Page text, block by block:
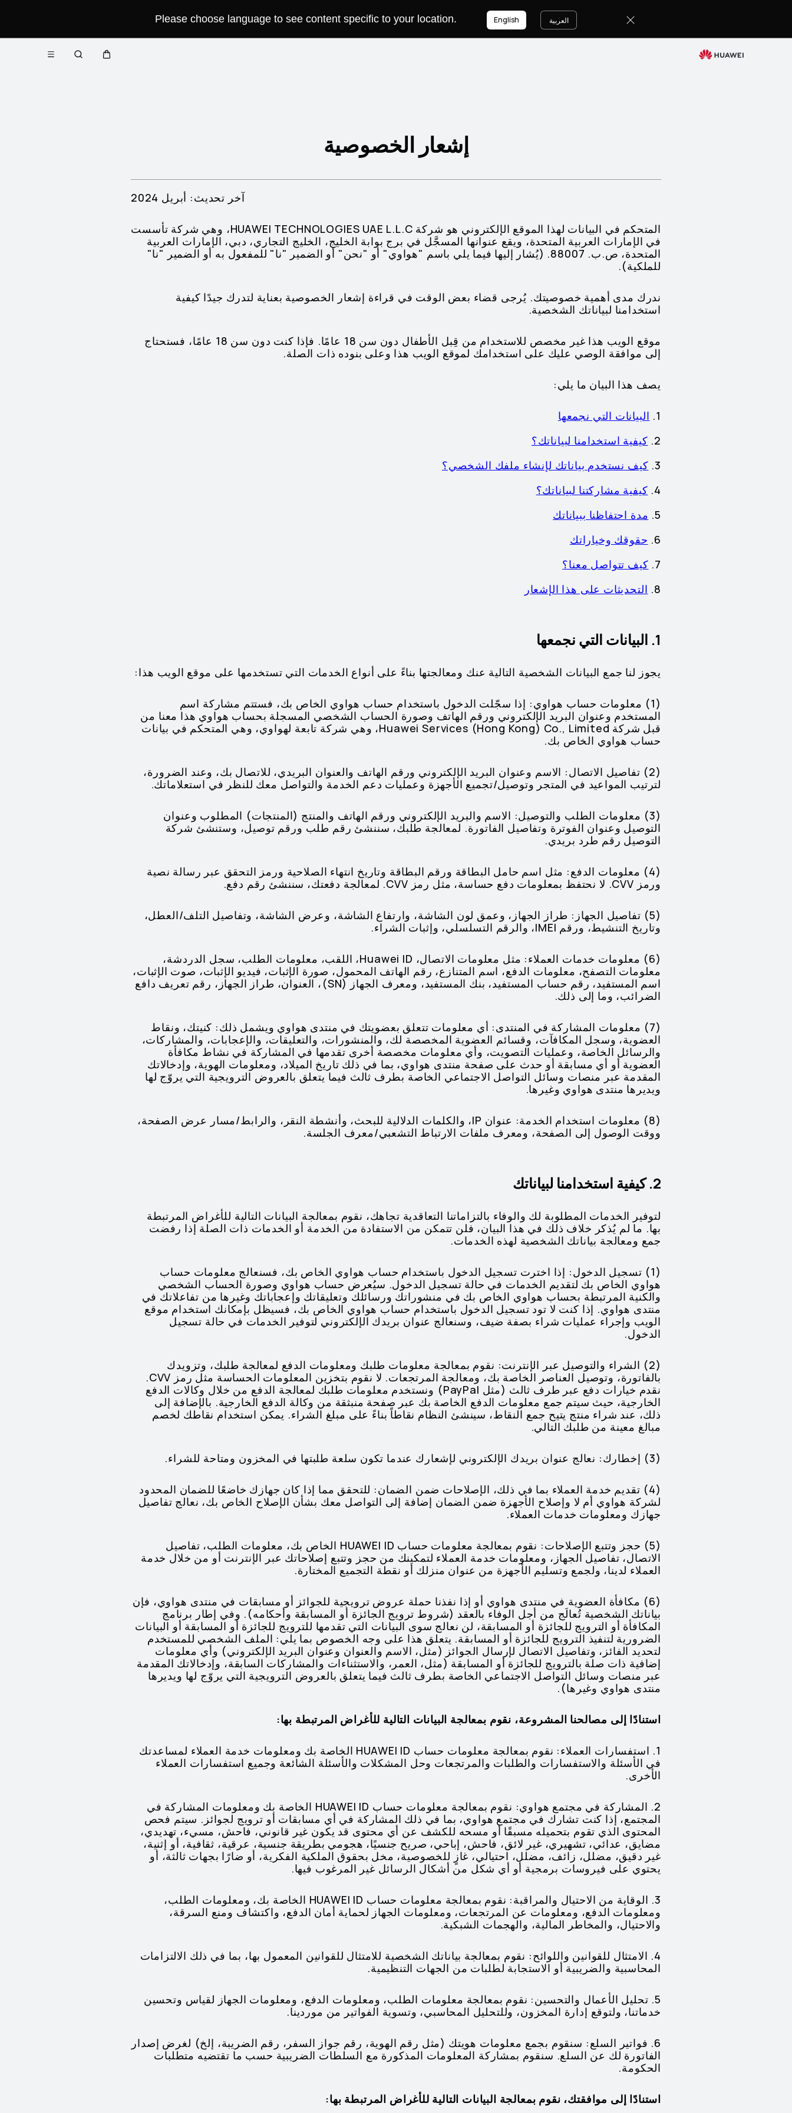
Please choose language to see content specific to your location. العربية English
فتح
إشعار الخصوصية
آخر تحديث: أبريل 2024
المتحكم في البيانات لهذا الموقع الإلكتروني هو شركة HUAWEI TECHNOLOGIES UAE L.L.C، وهي شركة تأسست
في الإمارات العربية المتحدة، ويقع عنوانها المسجَّل في برج بوابة الخليج، الخليج التجاري، دبي، الإمارات العربية
المتحدة، ص.ب. 88007. (يُشار إليها فيما يلي باسم "هواوي" أو "نحن" أو الضمير "نا" للمفعول به أو الضمير "نا"
للملكية).
ندرك مدى أهمية خصوصيتك. يُرجى قضاء بعض الوقت في قراءة إشعار الخصوصية بعناية لتدرك جيدًا كيفية
استخدامنا لبياناتك الشخصية.
موقع الويب هذا غير مخصص للاستخدام من قِبل الأطفال دون سن 18 عامًا. فإذا كنت دون سن 18 عامًا، فستحتاج
إلى موافقة الوصي عليك على استخدامك لموقع الويب هذا وعلى بنوده ذات الصلة.
يصف هذا البيان ما يلي:
1. البيانات التي نجمعها
2. كيفية استخدامنا لبياناتك؟
3. كيف نستخدم بياناتك لإنشاء ملفك الشخصي؟
4. كيفية مشاركتنا لبياناتك؟
5. مدة احتفاظنا ببياناتك
6. حقوقك وخياراتك
7. كيف تتواصل معنا؟
8. التحديثات على هذا الإشعار
1. البيانات التي نجمعها
يجوز لنا جمع البيانات الشخصية التالية عنك ومعالجتها بناءً على أنواع الخدمات التي تستخدمها على موقع الويب هذا:
(1) معلومات حساب هواوي: إذا سجّلت الدخول باستخدام حساب هواوي الخاص بك، فستتم مشاركة اسم
المستخدم وعنوان البريد الإلكتروني ورقم الهاتف وصورة الحساب الشخصي المسجلة بحساب هواوي هذا معنا من
قبل شركة Huawei Services (Hong Kong) Co., Limited، وهي شركة تابعة لهواوي، وهي المتحكم في بيانات
حساب هواوي الخاص بك.
(2) تفاصيل الاتصال: الاسم وعنوان البريد الإلكتروني ورقم الهاتف والعنوان البريدي، للاتصال بك، وعند الضرورة،
لترتيب المواعيد في المتجر وتوصيل/تجميع الأجهزة وعمليات دعم الخدمة والتواصل معك للنظر في استعلاماتك.
(3) معلومات الطلب والتوصيل: الاسم والبريد الإلكتروني ورقم الهاتف والمنتج (المنتجات) المطلوب وعنوان
التوصيل وعنوان الفوترة وتفاصيل الفاتورة. لمعالجة طلبك، سننشئ رقم طلب ورقم توصيل، وستنشئ شركة
التوصيل رقم طرد بريدي.
(4) معلومات الدفع: مثل اسم حامل البطاقة ورقم البطاقة وتاريخ انتهاء الصلاحية ورمز التحقق عبر رسالة نصية
ورمز CVV. لا نحتفظ بمعلومات دفع حساسة، مثل رمز CVV. لمعالجة دفعتك، سننشئ رقم دفع.
(5) تفاصيل الجهاز: طراز الجهاز، وعمق لون الشاشة، وارتفاع الشاشة، وعرض الشاشة، وتفاصيل التلف/العطل،
وتاريخ التنشيط، ورقم IMEI، والرقم التسلسلي، وإثبات الشراء.
(6) معلومات خدمات العملاء: مثل معلومات الاتصال، Huawei ID، اللقب، معلومات الطلب، سجل الدردشة،
معلومات التصفح، معلومات الدفع، اسم المتنازع، رقم الهاتف المحمول، صورة الإثبات، فيديو الإثبات، صوت الإثبات،
اسم المستفيد، رقم حساب المستفيد، بنك المستفيد، ومعرف الجهاز (SN)، العنوان، طراز الجهاز، رقم تعريف دافع
الضرائب، وما إلى ذلك.
(7) معلومات المشاركة في المنتدى: أي معلومات تتعلق بعضويتك في منتدى هواوي ويشمل ذلك: كنيتك، ونقاط
العضوية، وسجل المكافآت، وقسائم العضوية المخصصة لك، والمنشورات، والتعليقات، والإعجابات، والمشاركات،
والرسائل الخاصة، وعمليات التصويت، وأي معلومات مخصصة أخرى تقدمها في المشاركة في نشاط مكافأة
العضوية أو أي مسابقة أو حدث على صفحة منتدى هواوي، بما في ذلك تاريخ الميلاد، ومعلومات الهوية، وإدخالاتك
المقدمة عبر منصات وسائل التواصل الاجتماعي الخاصة بطرف ثالث فيما يتعلق بالعروض الترويجية التي يروّج لها
ويديرها منتدى هواوي وغيرها.
(8) معلومات استخدام الخدمة: عنوان IP، والكلمات الدلالية للبحث، وأنشطة النقر، والرابط/مسار عرض الصفحة،
ووقت الوصول إلى الصفحة، ومعرف ملفات الارتباط التشعبي/معرف الجلسة.
2. كيفية استخدامنا لبياناتك
لتوفير الخدمات المطلوبة لك والوفاء بالتزاماتنا التعاقدية تجاهك، نقوم بمعالجة البيانات التالية للأغراض المرتبطة
بها. ما لم يُذكر خلاف ذلك في هذا البيان، فلن تتمكن من الاستفادة من الخدمة أو الخدمات ذات الصلة إذا رفضت
جمع ومعالجة بياناتك الشخصية لهذه الخدمات.
(1) تسجيل الدخول: إذا اخترت تسجيل الدخول باستخدام حساب هواوي الخاص بك، فسنعالج معلومات حساب
هواوي الخاص بك لتقديم الخدمات في حالة تسجيل الدخول. سيُعرض حساب هواوي وصورة الحساب الشخصي
والكنية المرتبطة بحساب هواوي الخاص بك في منشوراتك ورسائلك وتعليقاتك وإعجاباتك وغيرها من تفاعلاتك في
منتدى هواوي. إذا كنت لا تود تسجيل الدخول باستخدام حساب هواوي الخاص بك، فسيظل بإمكانك استخدام موقع
الويب وإجراء عمليات شراء بصفة ضيف، وسنعالج عنوان بريدك الإلكتروني لتوفير الخدمات في حالة تسجيل
الدخول.
(2) الشراء والتوصيل عبر الإنترنت: نقوم بمعالجة معلومات طلبك ومعلومات الدفع لمعالجة طلبك، وتزويدك
بالفاتورة، وتوصيل العناصر الخاصة بك، ومعالجة المرتجعات. لا نقوم بتخزين المعلومات الحساسة مثل رمز CVV.
نقدم خيارات دفع عبر طرف ثالث (مثل PayPal) ونستخدم معلومات طلبك لمعالجة الدفع من خلال وكالات الدفع
الخارجية، حيث سيتم جمع معلومات الدفع الخاصة بك عبر صفحة منبثقة من وكالة الدفع الخارجية. بالإضافة إلى
ذلك، عند شراء منتج يتيح جمع النقاط، سينشئ النظام نقاطاً بناءً على مبلغ الشراء. يمكن استخدام نقاطك لخصم
مبالغ معينة من طلبك التالي.
(3) إخطارك: نعالج عنوان بريدك الإلكتروني لإشعارك عندما تكون سلعة طلبتها في المخزون ومتاحة للشراء.
(4) تقديم خدمة العملاء بما في ذلك، الإصلاحات ضمن الضمان: للتحقق مما إذا كان جهازك خاضعًا للضمان المحدود
لشركة هواوي أم لا وإصلاح الأجهزة ضمن الضمان إضافة إلى التواصل معك بشأن الإصلاح الخاص بك، نعالج تفاصيل
جهازك ومعلومات خدمات العملاء.
(5) حجز وتتبع الإصلاحات: نقوم بمعالجة معلومات حساب HUAWEI ID الخاص بك، معلومات الطلب، تفاصيل
الاتصال، تفاصيل الجهاز، ومعلومات خدمة العملاء لتمكينك من حجز وتتبع إصلاحاتك عبر الإنترنت أو من خلال خدمة
العملاء لدينا، ولجمع وتسليم الأجهزة من عنوان منزلك أو نقطة التجميع المختارة.
(6) مكافأة العضوية في منتدى هواوي أو إذا نفذنا حملة عروض ترويجية للجوائز أو مسابقات في منتدى هواوي، فإن
بياناتك الشخصية تُعالَج من أجل الوفاء بالعقد (شروط ترويج الجائزة أو المسابقة وأحكامه). وفي إطار برنامج
المكافأة أو الترويج للجائزة أو المسابقة، لن نعالج سوى البيانات التي تقدمها للترويج للجائزة أو المسابقة أو البيانات
الضرورية لتنفيذ الترويج للجائزة أو المسابقة. يتعلق هذا على وجه الخصوص بما يلي: الملف الشخصي للمستخدم
لتحديد الفائز، وتفاصيل الاتصال لإرسال الجوائز (مثل، الاسم والعنوان وعنوان البريد الإلكتروني) وأي معلومات
إضافية ذات صلة بالترويج للجائزة أو المسابقة (مثل، العمر، والاستثناءات والمشاركات السابقة، وإدخالاتك المقدمة
عبر منصات وسائل التواصل الاجتماعي الخاصة بطرف ثالث فيما يتعلق بالعروض الترويجية التي يروّج لها ويديرها
منتدى هواوي وغيرها).
استنادًا إلى مصالحنا المشروعة، نقوم بمعالجة البيانات التالية للأغراض المرتبطة بها:
1. استفسارات العملاء: نقوم بمعالجة معلومات حساب HUAWEI ID الخاصة بك ومعلومات خدمة العملاء لمساعدتك
في الأسئلة والاستفسارات والطلبات والمرتجعات وحل المشكلات والأسئلة الشائعة وجميع استفسارات العملاء
الأخرى.
2. المشاركة في مجتمع هواوي: نقوم بمعالجة معلومات حساب HUAWEI ID الخاصة بك ومعلومات المشاركة في
المجتمع، إذا كنت تشارك في مجتمع هواوي، بما في ذلك المشاركة في أي مسابقات أو ترويج لجوائز. سيتم فحص
المحتوى الذي تقوم بتحميله مسبقًا أو مسحه للكشف عن أي محتوى قد يكون غير قانوني، فاحش، مسيء، تهديدي،
مضايق، عدائي، تشهيري، غير لائق، فاحش، إباحي، صريح جنسيًا، هجومي بطريقة جنسية، عرقية، ثقافية، أو إثنية،
غير دقيق، مضلل، زائف، مضلل، احتيالي، غازٍ للخصوصية، مخل بحقوق الملكية الفكرية، أو ضارًا بجهات ثالثة، أو
يحتوي على فيروسات برمجية أو أي شكل من أشكال الرسائل غير المرغوب فيها.
3. الوقاية من الاحتيال والمراقبة: نقوم بمعالجة معلومات حساب HUAWEI ID الخاصة بك، ومعلومات الطلب،
ومعلومات الدفع، ومعلومات عن المرتجعات، ومعلومات الجهاز لحماية أمان الدفع، واكتشاف ومنع السرقة،
والاحتيال، والمخاطر المالية، والهجمات الشبكية.
4. الامتثال للقوانين واللوائح: نقوم بمعالجة بياناتك الشخصية للامتثال للقوانين المعمول بها، بما في ذلك الالتزامات
المحاسبية والضريبية أو الاستجابة لطلبات من الجهات التنظيمية.
5. تحليل الأعمال والتحسين: نقوم بمعالجة معلومات الطلب، ومعلومات الدفع، ومعلومات الجهاز لقياس وتحسين
خدماتنا، ولتوقع إدارة المخزون، وللتحليل المحاسبي، وتسوية الفواتير من موردينا.
6. فواتير السلع: سنقوم بجمع معلومات هويتك (مثل رقم الهوية، رقم جواز السفر، رقم الضريبة، إلخ) لغرض إصدار
الفاتورة لك عن السلع. سنقوم بمشاركة المعلومات المذكورة مع السلطات الضريبية حسب ما تقتضيه متطلبات
الحكومة.
استنادًا إلى موافقتك، نقوم بمعالجة البيانات التالية للأغراض المرتبطة بها: